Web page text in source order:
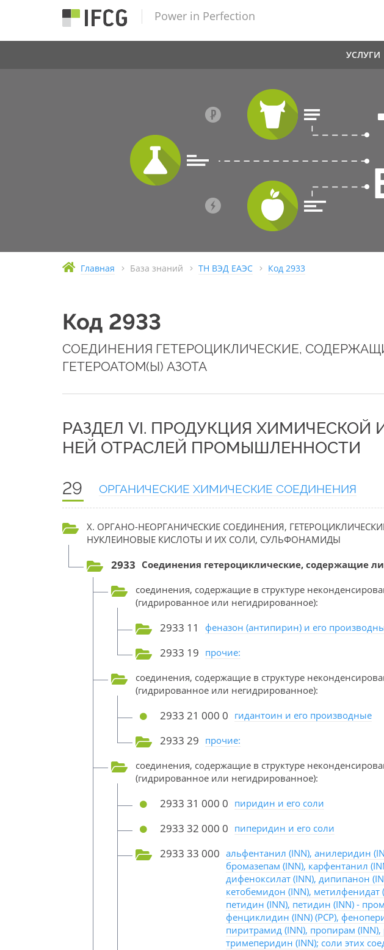
Power in Perfection
УСЛУГИ
Главная База знаний ТН ВЭД ЕАЭС Код 2933
Код 2933
СОЕДИНЕНИЯ ГЕТЕРОЦИКЛИЧЕСКИЕ,
ГЕТЕРОАТОМ(Ы) АЗОТА
РАЗДЕЛ VI. ПРОДУКЦИЯ ХИМИЧЕСКОЙ
НЕЙ ОТРАСЛЕЙ ПРОМЫШЛЕННОСТИ
29 ОРГАНИЧЕСКИЕ ХИМИЧЕСКИЕ СОЕДИНЕНИЯ
X. ОРГАНО-НЕОРГАНИЧЕСКИЕ СОЕДИНЕНИЯ,
НУКЛЕИНОВЫЕ КИСЛОТЫ И ИХ СОЛИ, СУЛЬФОНАМИДЫ
2933 Соединения гетероциклические, содержащие
соединения, содержащие в структуре
(гидрированное или негидрированное):
2933 11 феназон (антипирин) и его
2933 19 прочие:
соединения, содержащие в структуре
(гидрированное или негидрированное):
2933 21 000 0 гидантоин и его производные
2933 29 прочие:
соединения, содержащие в структуре
(гидрированное или негидрированное):
2933 31 000 0 пиридин и его соли
2933 32 000 0 пиперидин и его соли
2933 33 000 альфентанил (INN), анилеридин
бромазепам (INN), карфентанил
дифеноксилат (INN), дипипанон
кетобемидон (INN), метилфенидат
петидин (INN), петидин (INN) -
фенциклидин (INN) (PCP),
пиритрамид (INN), пропирам
тримеперидин (INN); соли этих